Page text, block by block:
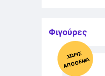
Φιγούρες
Χ
ΩΡΊΣ
Α
Π
Ό
ΘΕ
ΜΑ